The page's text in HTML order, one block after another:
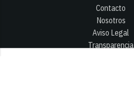
Contacto
Nosotros
Aviso Legal
Transparencia